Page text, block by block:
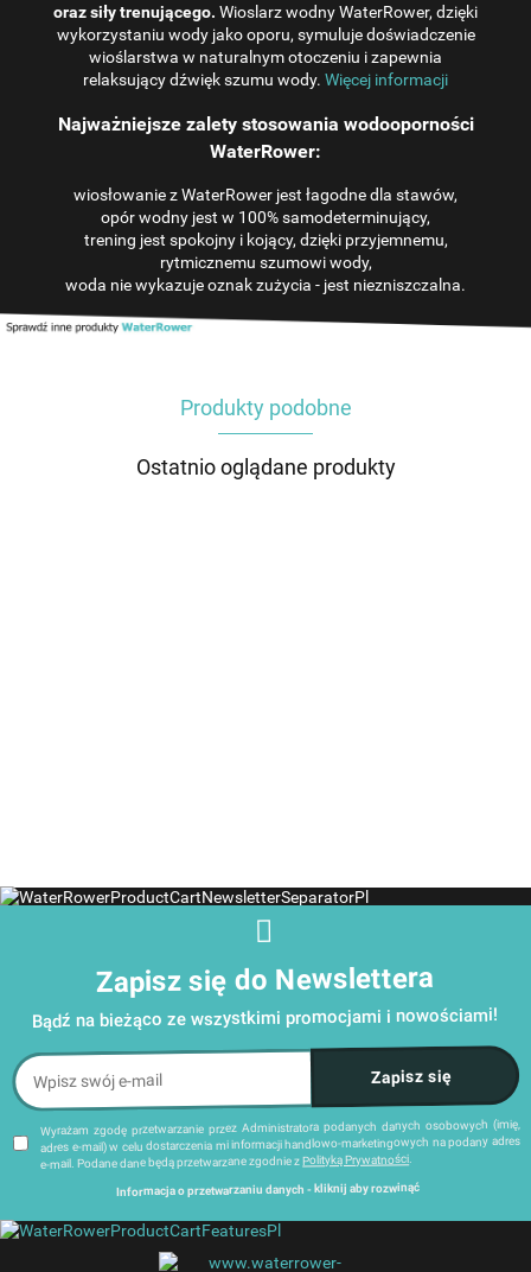
oraz siły trenującego. Wioslarz wodny WaterRower, dzięki
wykorzystaniu wody jako oporu, symuluje doświadczenie
wioślarstwa w naturalnym otoczeniu i zapewnia
relaksujący dźwięk szumu wody. Więcej informacji
Najważniejsze zalety stosowania wodooporności
WaterRower:
wiosłowanie z WaterRower jest łagodne dla stawów,
opór wodny jest w 100% samodeterminujący,
trening jest spokojny i kojący, dzięki przyjemnemu,
rytmicznemu szumowi wody,
woda nie wykazuje oznak zużycia - jest niezniszczalna.
Produkty podobne
Ostatnio oglądane produkty
Zapisz się do Newslettera
Bądź na bieżąco ze wszystkimi promocjami i nowościami!
Wyrażam zgodę przetwarzanie przez Administratora podanych danych osobowych (imię,
adres e-mail) w celu dostarczenia mi informacji handlowo-marketingowych na podany adres
e-mail. Podane dane będą przetwarzane zgodnie zPolityką Prywatności.
Informacja o przetwarzaniu danych - kliknij aby rozwinąć
Administratorem danych osobowych jest Damian Skiba - Klaczkowski prowadzący działalność
gospodarczą pod firmą: TROPS Damian Skiba-Klaczkowski, Szarotkowa 4/5, 35-604 Rzeszów,
NIP: 8133349786. Zgody są dobrowolne, ale konieczne w celu dostępu do newslettera, mogą być
dostępny na końcu każdej z wiadomości e-mail przesyłanej